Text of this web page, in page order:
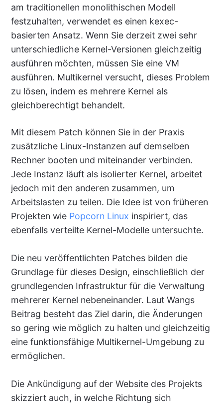
am traditionellen monolithischen Modell
festzuhalten, verwendet es einen kexec-
basierten Ansatz. Wenn Sie derzeit zwei sehr
unterschiedliche Kernel-Versionen gleichzeitig
ausführen möchten, müssen Sie eine VM
ausführen. Multikernel versucht, dieses Problem
zu lösen, indem es mehrere Kernel als
gleichberechtigt behandelt.
Mit diesem Patch können Sie in der Praxis
zusätzliche Linux-Instanzen auf demselben
Rechner booten und miteinander verbinden.
Jede Instanz läuft als isolierter Kernel, arbeitet
jedoch mit den anderen zusammen, um
Arbeitslasten zu teilen. Die Idee ist von früheren
Projekten wie Popcorn Linux inspiriert, das
ebenfalls verteilte Kernel-Modelle untersuchte.
Die neu veröffentlichten Patches bilden die
Grundlage für dieses Design, einschließlich der
grundlegenden Infrastruktur für die Verwaltung
mehrerer Kernel nebeneinander. Laut Wangs
Beitrag besteht das Ziel darin, die Änderungen
so gering wie möglich zu halten und gleichzeitig
eine funktionsfähige Multikernel-Umgebung zu
ermöglichen.
Die Ankündigung auf der Website des Projekts
skizziert auch, in welche Richtung sich